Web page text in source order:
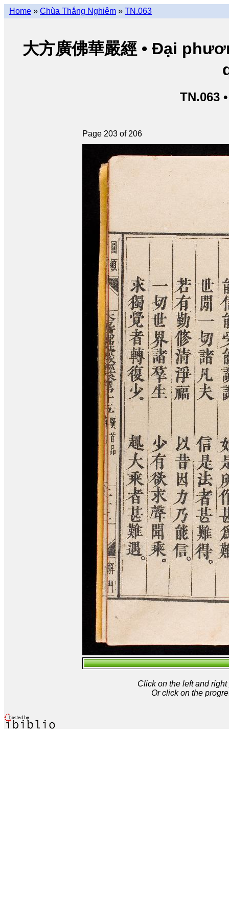
Home » Chùa Thắng Nghiêm » TN.063
大方廣佛華嚴經 • Đại
TN.063
Page 203 of 206
Click on the left and
Or click on the